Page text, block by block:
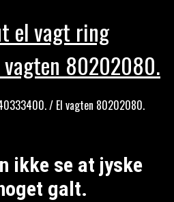
el vagt ring
80202080.
/ El vagten 80202080.
ikke se at jyske
galt.